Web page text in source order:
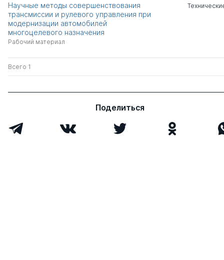
Научные методы совершенствования
трансмиссии и рулевого управления при
модернизации автомобилей
многоцелевого назначения
Рабочий материал
Всего 1
Поделиться